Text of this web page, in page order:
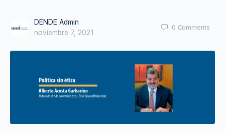
DENDE Admin
noviembre 7, 2021
0 Comments